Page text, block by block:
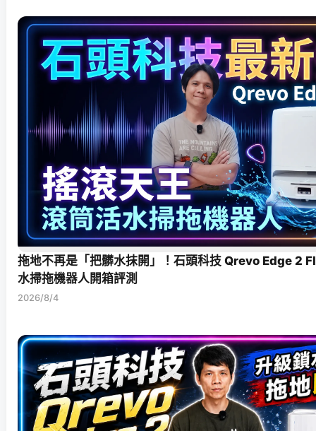
拖地不再是「把髒水抹開」！石頭科技 Qrevo Edge 2
水掃拖機器人開箱評測
2026/8/4